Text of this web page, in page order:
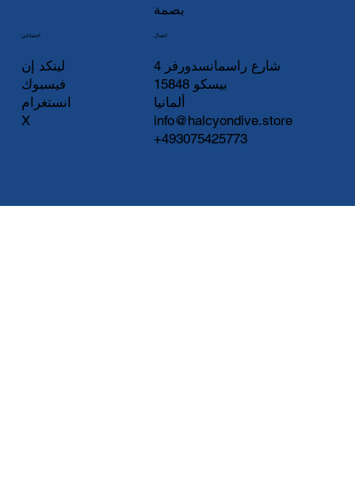
بصمة
اجتماعي
لينكد إن
فيسبوك
انستغرام
X
اتصال
شارع راسمانسدورفر 4
15848 بيسكو
ألمانيا
info@halcyondive.store
+493075425773